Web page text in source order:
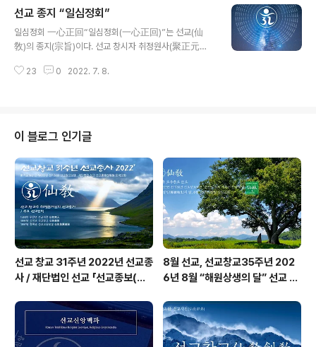
합일 정회세상" & 언론보도인터뷰365 민족종교 선교 교
단 취정원사, 법문특강 진행... ‘천지인(天地人) 합일(合
一)의 정회세상(正回世上)’ (2021.8.9)https://www.in
98887 민족종교 선교 교단 취정원사, 법문특강 진행...
선교 종지 “일심정회”
일심정회 一心正回“일심정회(一心正回)”는 선교(仙
敎)의 종지(宗旨)이다. 선교 창시자 취정원사(聚正元師)
(天地人合一思想)」이 집약되어 있는 선교제일교정(仙
교 창시자 취정원사, 일심 정회 사상』일심정회(一心正
回). 선교종지(仙敎宗旨). 선교만법교화(仙敎萬法敎
化) 제일교정(第一敎頂) 선교종지(仙敎宗旨) 일심정회
(一心正回)는 선교 교조 취정원사(聚正元師)의 선교창
교종리(仙敎創敎宗理) 천지인합일 정회사상(天地人合
一正回思想)이 집약되어 있다.​ 선교 창교주 취정원사(聚
正元師)께서 환기9185년..
23 0 2022. 7. 8.
이 블로그 인기글
선교 창교 31주년 2022년 선교종
사 / 재단법인 선교 「선교종보(仙
8월 선교, 선교창교35주년 202
6년 8월 “해원상생의 달” 선교 법